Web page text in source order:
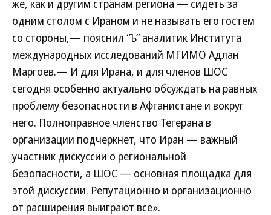
же, как и другим странам региона — сидеть за
одним столом с Ираном и не называть его гостем
со стороны,— пояснил “Ъ” аналитик Института
международных исследований МГИМО Адлан
Маргоев.— И для Ирана, и для членов ШОС
сегодня особенно актуально обсуждать на равных
проблему безопасности в Афганистане и вокруг
него. Полноправное членство Тегерана в
организации подчеркнет, что Иран — важный
участник дискуссии о региональной
безопасности, а ШОС — основная площадка для
этой дискуссии. Репутационно и организационно
от расширения выиграют все».